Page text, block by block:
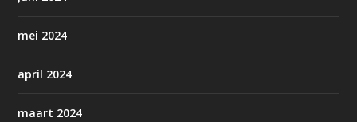
mei 2024
april 2024
maart 2024